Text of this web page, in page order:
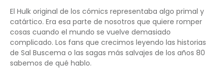
El Hulk original de los cómics representaba algo primal y
catártico. Era esa parte de nosotros que quiere romper
cosas cuando el mundo se vuelve demasiado
complicado. Los fans que crecimos leyendo las historias
de Sal Buscema o las sagas más salvajes de los años 80
sabemos de qué hablo.